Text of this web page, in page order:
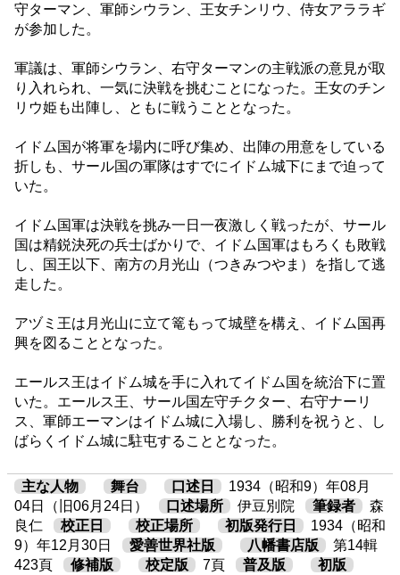
守ターマン、軍師シウラン、王女チンリウ、侍女アララギ
が参加した。
軍議は、軍師シウラン、右守ターマンの主戦派の意見が取
り入れられ、一気に決戦を挑むことになった。王女のチン
リウ姫も出陣し、ともに戦うこととなった。
イドム国が将軍を場内に呼び集め、出陣の用意をしている
折しも、サール国の軍隊はすでにイドム城下にまで迫って
いた。
イドム国軍は決戦を挑み一日一夜激しく戦ったが、サール
国は精鋭決死の兵士ばかりで、イドム国軍はもろくも敗戦
し、国王以下、南方の月光山（つきみつやま）を指して逃
走した。
アヅミ王は月光山に立て篭もって城壁を構え、イドム国再
興を図ることとなった。
エールス王はイドム城を手に入れてイドム国を統治下に置
いた。エールス王、サール国左守チクター、右守ナーリ
ス、軍師エーマンはイドム城に入場し、勝利を祝うと、し
ばらくイドム城に駐屯することとなった。
主な人物 舞台 口述日
1934（昭和9）年08月
04日（旧06月24日）
口述場所 伊豆別院 筆録者
森
良仁
校正日 校正場所 初版発行日
1934（昭和
9）年12月30日
愛善世界社版 八幡書店版
第14輯
423頁
修補版 校定版 7頁 普及版
初版